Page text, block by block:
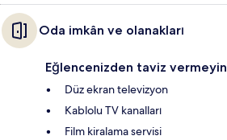
Oda imkân ve olanakları
Eğlencenizden taviz vermeyin
Düz ekran televizyon
Kablolu TV kanalları
Film kiralama servisi